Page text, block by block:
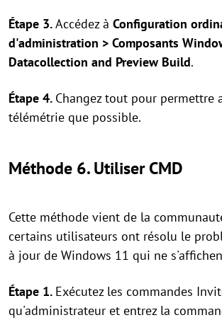
Étape 3.Accédez à Configuration
d'administration > Composants
Datacollection and Preview Build.
Étape 4. Changez tout pour permettre
télémétrie que possible.
Méthode 6. Utiliser CMD
Cette méthode vient de la
certains utilisateurs ont résolu le
à jour de Windows 11 qui ne
Étape 1. Exécutez les commandes
qu'administrateur et entrez la